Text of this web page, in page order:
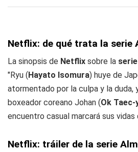
Netflix: de qué trata la serie
La sinopsis de Netflix sobre la
"Ryu (Hayato Isomura) huye de
atormentado por la culpa y la duda,
boxeador coreano Johan (Ok Taec-
encuentro casual marcará sus vidas
Netflix: tráiler de la serie